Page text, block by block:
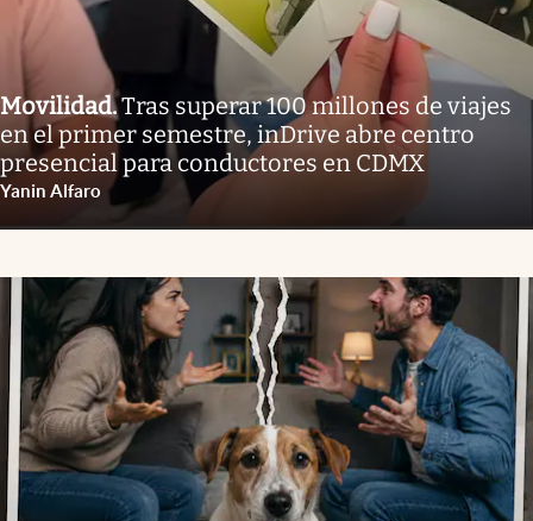
Movilidad.Tras superar 100 millones de viajes
en el primer semestre, inDrive abre centro
presencial para conductores en CDMX
Yanin Alfaro